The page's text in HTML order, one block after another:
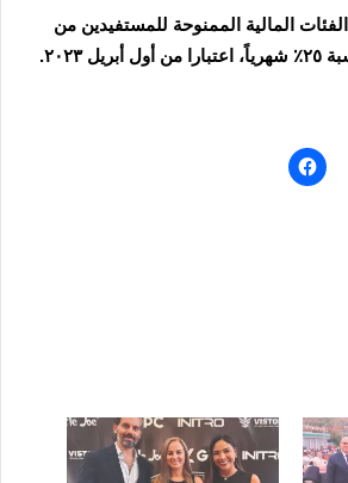
المالية الممنوحة للمستفيدين من
٢٠٢٣
.